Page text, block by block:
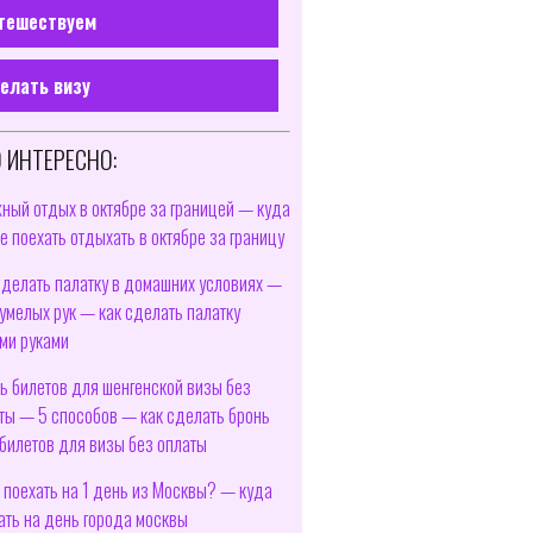
визу
отдых в октябре за границей — куда
поехать отдыхать в октябре за границу
палатку в домашних условиях —
рук — как сделать палатку
руками
билетов для шенгенской визы без
— 5 способов — как сделать бронь
для визы без оплаты
на 1 день из Москвы? — куда
на день города москвы